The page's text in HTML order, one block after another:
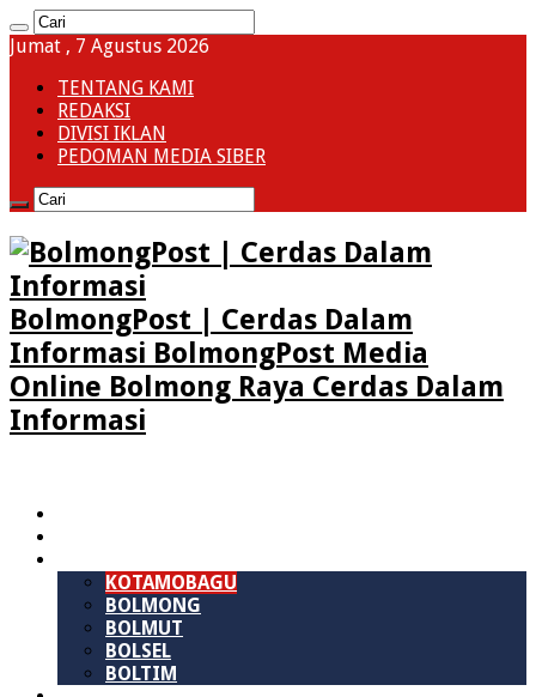
Jumat , 7 Agustus 2026
TENTANG KAMI
REDAKSI
DIVISI IKLAN
PEDOMAN MEDIA SIBER
BolmongPost | Cerdas Dalam
Informasi BolmongPost Media
Online Bolmong Raya Cerdas Dalam
Informasi
KOTAMOBAGU
BOLMONG
BOLMUT
BOLSEL
BOLTIM